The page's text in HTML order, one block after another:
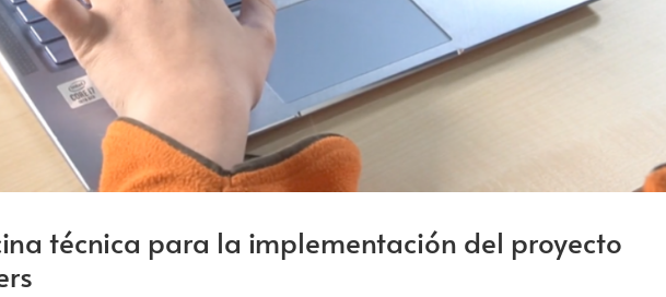
técnica para la implementación del proyecto